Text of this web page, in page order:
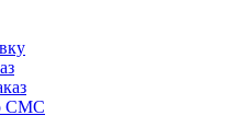
СМС